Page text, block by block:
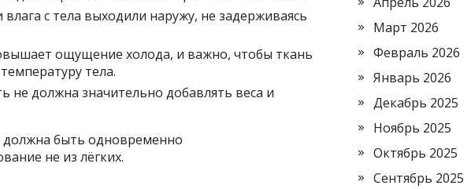
с тела выходили наружу, не задерживаясь
ощущение холода, и важно, чтобы ткань
тела.
не должна значительно добавлять веса и
быть одновременно
не из лёгких.
Март 2026
Февраль 2026
Январь 2026
Декабрь 2025
Ноябрь 2025
Октябрь 2025
Сентябрь 2025